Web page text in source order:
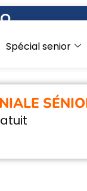
Spécial senior